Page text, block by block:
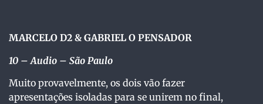
MARCELO D2 & GABRIEL O PENSADOR
10 – Audio – São Paulo
Muito provavelmente, os dois vão fazer
apresentações isoladas para se unirem no final,